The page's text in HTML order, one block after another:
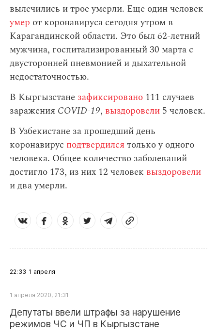
вылечились и трое умерли. Еще один человек
умер от коронавируса сегодня утром в
Карагандинской области. Это был 62-летний
мужчина, госпитализированный 30 марта с
двусторонней пневмонией и дыхательной
недостаточностью.
В Кыргызстане зафиксировано 111 случаев
заражения СOVID-19, выздоровели 5 человек.
В Узбекистане за прошедший день
коронавирус подтвердился только у одного
человека. Общее количество заболеваний
достигло 173, из них 12 человек выздоровели
и два умерли.
22:33 1 апреля
1 апреля 2020, 21:31
Депутаты ввели штрафы за нарушение
режимов ЧС и ЧП в Кыргызстане